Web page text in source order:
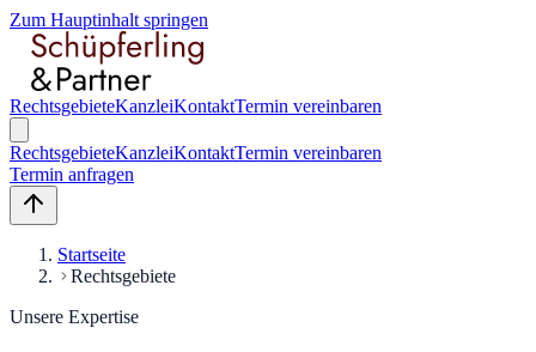
Zum Hauptinhalt springen
RechtsgebieteKanzleiKontaktTermin vereinbaren
RechtsgebieteKanzleiKontaktTermin vereinbaren
Termin anfragen
Startseite
Rechtsgebiete
Unsere Expertise